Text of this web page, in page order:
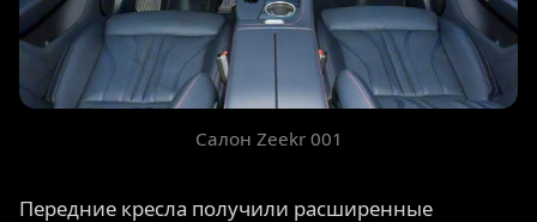
Салон Zeekr 001
Передние кресла получили расширенные